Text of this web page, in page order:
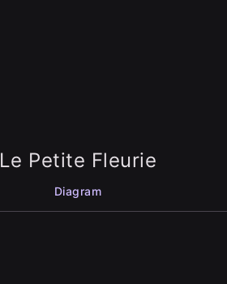
Le Petite Fleurie
Diagram